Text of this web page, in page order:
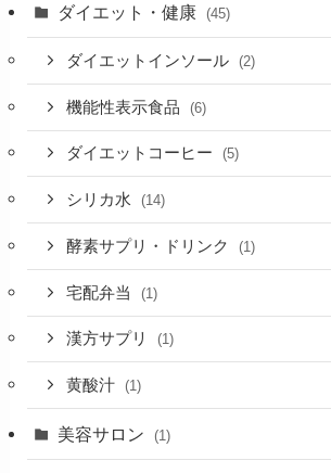
ダイエット・健康 (45)
ダイエットインソール (2)
機能性表示食品 (6)
ダイエットコーヒー (5)
シリカ水 (14)
酵素サプリ・ドリンク (1)
宅配弁当 (1)
漢方サプリ (1)
黄酸汁 (1)
美容サロン (1)